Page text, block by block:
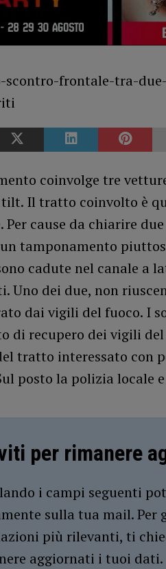
coinvolge tre
Il tratto coinvolto è
Per cause da chiarire
tamponamento
cadute nel canale a
Uno dei due, non
dai vigili del fuoco. I
di recupero dei vigili
tratto interessato con
posto la polizia locale
per rimanere
i campi seguenti
sulla tua mail. Per
più rilevanti, ti
aggiornati i tuoi dati.